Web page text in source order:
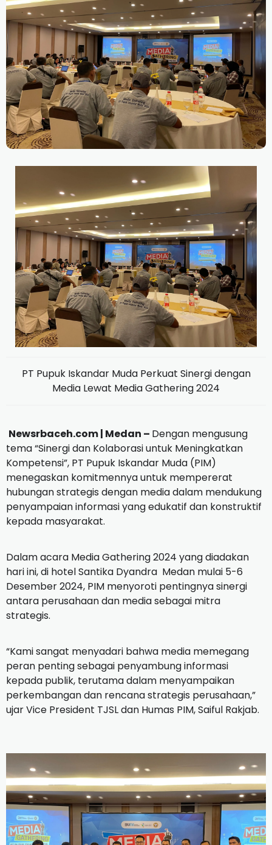
PT Pupuk Iskandar Muda Perkuat Sinergi dengan
Media Lewat Media Gathering 2024
Newsrbaceh.com | Medan – Dengan mengusung
tema “Sinergi dan Kolaborasi untuk Meningkatkan
Kompetensi”, PT Pupuk Iskandar Muda (PIM)
menegaskan komitmennya untuk mempererat
hubungan strategis dengan media dalam mendukung
penyampaian informasi yang edukatif dan konstruktif
kepada masyarakat.
Dalam acara Media Gathering 2024 yang diadakan
hari ini, di hotel Santika Dyandra Medan mulai 5-6
Desember 2024, PIM menyoroti pentingnya sinergi
antara perusahaan dan media sebagai mitra
strategis.
“Kami sangat menyadari bahwa media memegang
peran penting sebagai penyambung informasi
kepada publik, terutama dalam menyampaikan
perkembangan dan rencana strategis perusahaan,”
ujar Vice President TJSL dan Humas PIM, Saiful Rakjab.